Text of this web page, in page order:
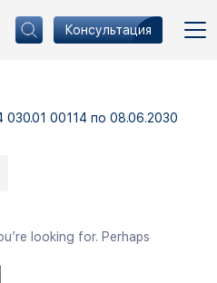
Консультация
00114 по 08.06.2030
looking for. Perhaps